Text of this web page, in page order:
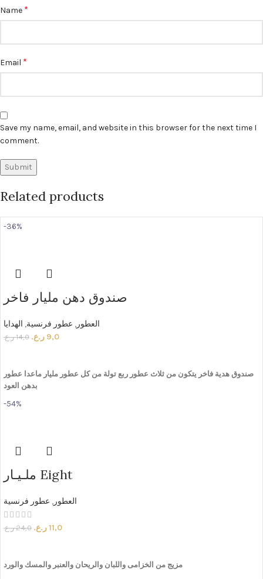
Name *
Email *
Save my name, email, and website in this browser for the next time I
comment.
Related products
-36%
صندوق دهن مليار فاخر
العطور , عطور فرنسية, الهدايا
14,0 ر.ع. 9,0 ر.ع.
صندوق هدية فاخر يتكون من ثلاث عطور ربع تولة من كل عطور مليار ماعدا عطور
بدهن العود
-54%
ملـيـار Eight
العطور , عطور فرنسية
24,0 ر.ع. 11,0ر.ع.
مزيج من الخزامى واللبان والريحان والعنبر والمسك والورد